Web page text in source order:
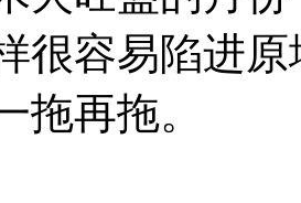
火旺盛的月
很容易陷进
拖再拖。